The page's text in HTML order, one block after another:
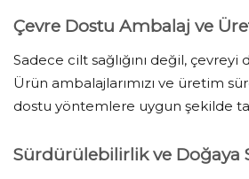
Çevre Dostu Ambalaj ve
Sadece cilt sağlığını değil, çevreyi
Ürün ambalajlarımızı ve üretim
dostu yöntemlere uygun şekilde
Sürdürülebilirlik ve Doğaya